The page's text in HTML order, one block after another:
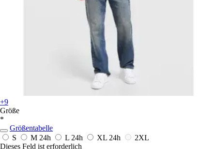
+9
Größe
*
Größentabelle
S
M 24h L 24h XL 24h
2XL
Dieses Feld ist erforderlich